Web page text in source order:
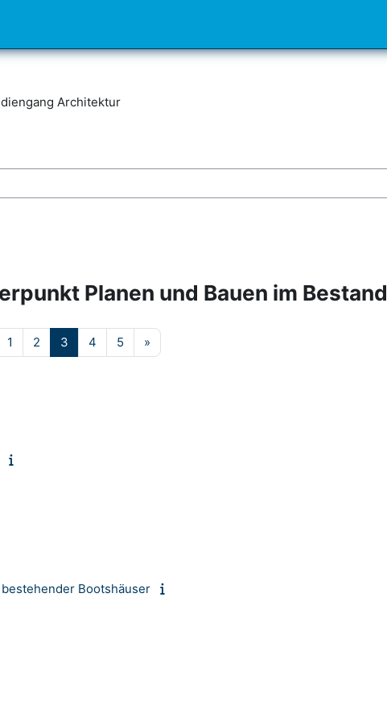
Architektur
Planen und Bauen im Bestand
Seite
1 Seite 1
2Seite 2
3Seite 3
4Seite 4
5Seite 5
»Nächste Seite
Bootshäuser